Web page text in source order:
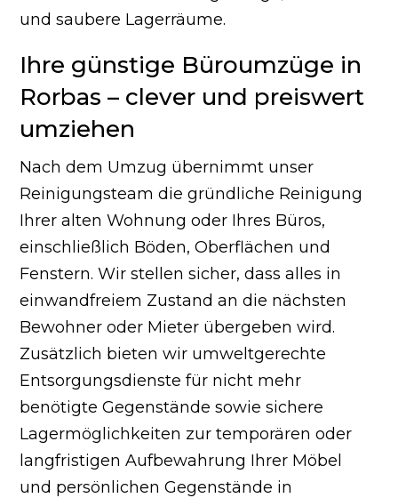
und saubere Lagerräume.
Ihre günstige Büroumzüge in
Rorbas – clever und preiswert
umziehen
Nach dem Umzug übernimmt unser
Reinigungsteam die gründliche Reinigung
Ihrer alten Wohnung oder Ihres Büros,
einschließlich Böden, Oberflächen und
Fenstern. Wir stellen sicher, dass alles in
einwandfreiem Zustand an die nächsten
Bewohner oder Mieter übergeben wird.
Zusätzlich bieten wir umweltgerechte
Entsorgungsdienste für nicht mehr
benötigte Gegenstände sowie sichere
Lagermöglichkeiten zur temporären oder
langfristigen Aufbewahrung Ihrer Möbel
und persönlichen Gegenstände in